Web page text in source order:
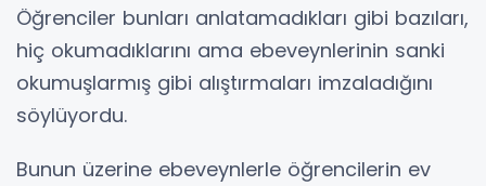
Öğrenciler bunları anlatamadıkları gibi bazıları,
hiç okumadıklarını ama ebeveynlerinin sanki
okumuşlarmış gibi alıştırmaları imzaladığını
söylüyordu.
Bunun üzerine ebeveynlerle öğrencilerin ev